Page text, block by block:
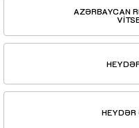
AZƏRBAYCAN